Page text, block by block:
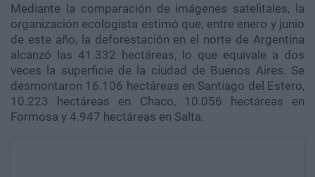
Mediante la comparación de imágenes satelitales, la
organización ecologista estimó que, entre enero y junio
de este año, la deforestación en el norte de Argentina
alcanzó las 41.332 hectáreas, lo que equivale a dos
veces la superficie de la ciudad de Buenos Aires. Se
desmontaron 16.106 hectáreas en Santiago del Estero,
10.223 hectáreas en Chaco, 10.056 hectáreas en
Formosa y 4.947 hectáreas en Salta.